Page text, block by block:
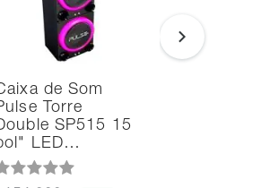
de Som
Torre
SP515 15
LED…